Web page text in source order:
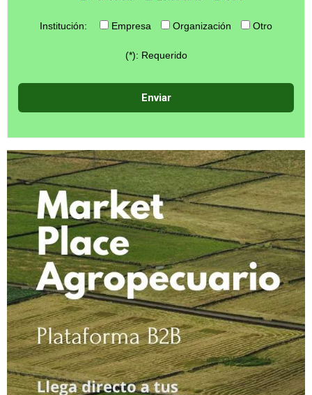
Institución: Empresa Organización Otro
(*): Requerido